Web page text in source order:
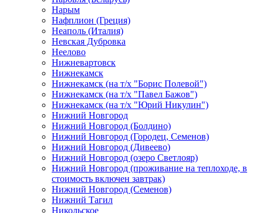
Нарым
Нафплион (Греция)
Неаполь (Италия)
Невская Дубровка
Неелово
Нижневартовск
Нижнекамск
Нижнекамск (на т/х "Борис Полевой")
Нижнекамск (на т/х "Павел Бажов")
Нижнекамск (на т/х "Юрий Никулин")
Нижний Новгород
Нижний Новгород (Болдино)
Нижний Новгород (Городец, Семенов)
Нижний Новгород (Дивеево)
Нижний Новгород (озеро Светлояр)
Нижний Новгород (проживание на теплоходе, в
стоимость включен завтрак)
Нижний Новгород (Семенов)
Нижний Тагил
Никольское